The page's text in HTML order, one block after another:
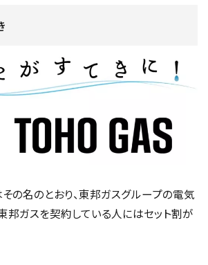
の名のとおり、東邦ガスグループの電気
邦ガスを契約している人にはセット割が